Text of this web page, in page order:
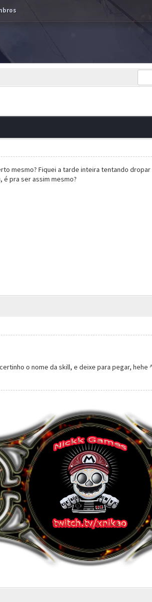
mesmo? Fiquei a tarde inteira tentando dropar
é pra ser assim mesmo?
o nome da skill, e deixe para pegar, hehe